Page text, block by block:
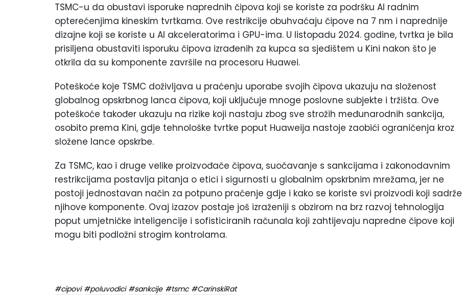
TSMC-u da obustavi isporuke naprednih čipova koji se koriste za podršku AI radnim
opterećenjima kineskim tvrtkama. Ove restrikcije obuhvaćaju čipove na 7 nm i naprednije
dizajne koji se koriste u AI akceleratorima i GPU-ima. U listopadu 2024. godine, tvrtka je bila
prisiljena obustaviti isporuku čipova izrađenih za kupca sa sjedištem u Kini nakon što je
otkrila da su komponente završile na procesoru Huawei.
Poteškoće koje TSMC doživljava u praćenju uporabe svojih čipova ukazuju na složenost
globalnog opskrbnog lanca čipova, koji uključuje mnoge poslovne subjekte i tržišta. Ove
poteškoće također ukazuju na rizike koji nastaju zbog sve strožih međunarodnih sankcija,
osobito prema Kini, gdje tehnološke tvrtke poput Huaweija nastoje zaobići ograničenja kroz
složene lance opskrbe.
Za TSMC, kao i druge velike proizvođače čipova, suočavanje s sankcijama i zakonodavnim
restrikcijama postavlja pitanja o etici i sigurnosti u globalnim opskrbnim mrežama, jer ne
postoji jednostavan način za potpuno praćenje gdje i kako se koriste svi proizvodi koji sadrže
njihove komponente. Ovaj izazov postaje još izraženiji s obzirom na brz razvoj tehnologija
poput umjetničke inteligencije i sofisticiranih računala koji zahtijevaju napredne čipove koji
mogu biti podložni strogim kontrolama.
#cipovi #poluvodici #sankcije #tsmc #CarinskiRat